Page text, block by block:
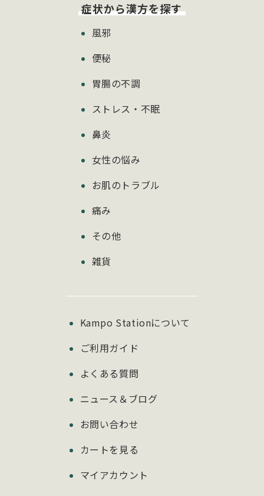
症状から漢方を探す
風邪
便秘
胃腸の不調
ストレス・不眠
鼻炎
女性の悩み
お肌のトラブル
痛み
その他
雑貨
Kampo Stationについて
ご利用ガイド
よくある質問
ニュース＆ブログ
お問い合わせ
カートを見る
マイアカウント